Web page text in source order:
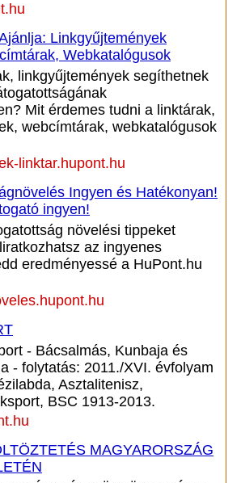
Linkgyűjtemények
Webkatalógusok
linkgyűjtemények segíthetnek
Mit érdemes tudni a linktárak,
webcímtárak, webkatalógusok
linktar.hupont.hu
Ingyen és Hatékonyan!
ingyen!
növelési tippeket
az ingyenes
eredményessé a HuPont.hu
- Bácsalmás, Kunbaja és
- folytatás: 2011./XVI. évfolyam
Asztalitenisz,
BSC 1913-2013.
MAGYARORSZÁG